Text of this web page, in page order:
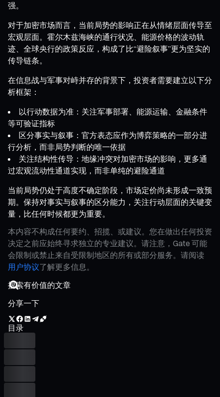
强。
对于加密市场而言，当前局势的影响正在从情绪层面传导至
宏观层面。霍尔木兹海峡的通行状况、能源价格的波动轨
迹、全球央行的政策反应，构成了比“避险叙事”更为坚实的
传导链条。
在信息战与军事对峙并存的背景下，投资者需要建立以下分
析框架：
以行动数据为准：关注军事部署、能源运输、金融条件
等可验证指标
区分事实与叙事：官方表态应作为博弈策略的一部分进
行分析，而非局势判断的唯一依据
关注结构性传导：地缘冲突对加密市场的影响，更多通
过宏观流动性通道实现，而非单纯的避险通道
当前局势仍处于高度不确定阶段，市场定价尚未形成一致预
期。保持对事实与叙事的区分能力，关注行动层面的关键变
量，比任何时候都更为重要。
本内容不构成任何要约、招揽、或建议。您在做出任何投资
决定之前应始终寻求独立的专业建议。请注意，Gate 可能
会限制或禁止来自受限制地区的所有或部分服务。请阅读
用户协议了解更多信息。
分享一下
目录